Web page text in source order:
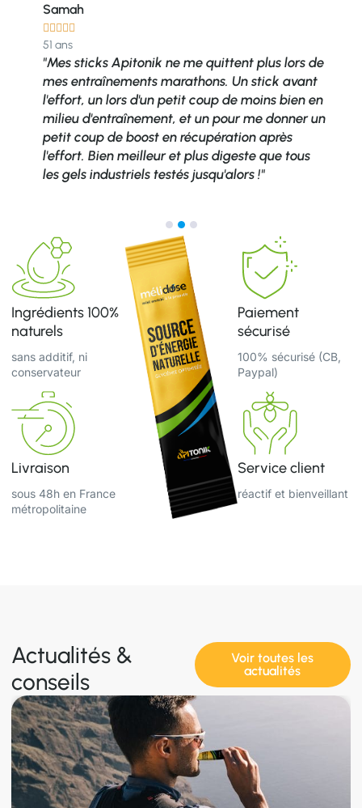
Samah

51 ans
"Mes sticks Apitonik ne me quittent plus lors de
mes entraînements marathons. Un stick avant
l'effort, un lors d'un petit coup de moins bien en
milieu d'entraînement, et un pour me donner un
petit coup de boost en récupération après
l'effort. Bien meilleur et plus digeste que tous
les gels industriels testés jusqu'alors !"
Ingrédients 100%
naturels
sans additif, ni
conservateur
Livraison
sous 48h en France
métropolitaine
Paiement
sécurisé
100% sécurisé (CB,
Paypal)
Service client
réactif et bienveillant
Actualités &
conseils
Voir toutes les
actualités